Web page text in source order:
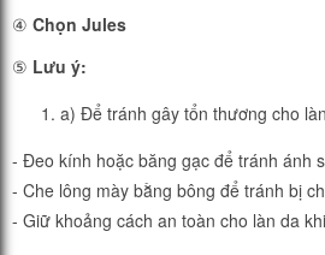
④ Chọn Jules
⑤ Lưu ý:
a) Để tránh gây tổn thương cho
- Đeo kính hoặc băng gạc để tránh ánh
- Che lông mày bằng bông để tránh bị
- Giữ khoảng cách an toàn cho làn da